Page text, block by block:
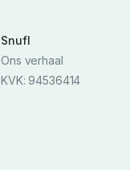
Snufl
Ons verhaal
KVK: 94536414